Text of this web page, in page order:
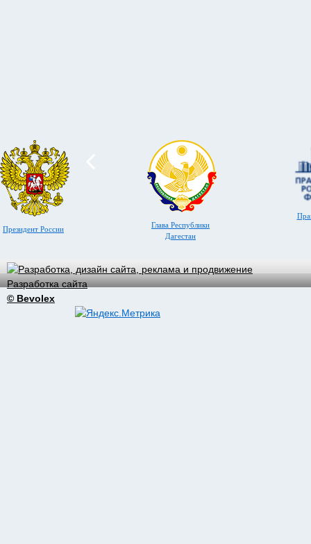
Президент России
Глава Республики
Дагестан
Разработка сайта
© Bevolex